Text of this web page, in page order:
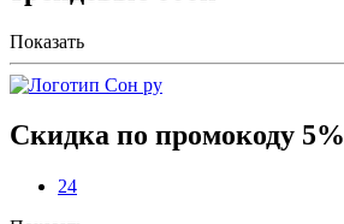
Показать
Скидка по промокоду 5%
24